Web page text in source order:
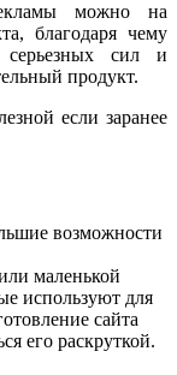
можно на
благодаря чему
серьезных сил и
продукт.
если заранее
возможности
маленькой
используют для
сайта
его раскруткой.